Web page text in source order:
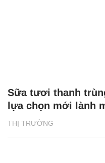
THỊ TRƯỜNG
Sữa tươi thanh
lựa chọn mới lành